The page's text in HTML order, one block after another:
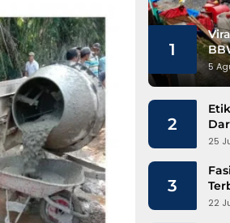
1
5
2
25
3
22